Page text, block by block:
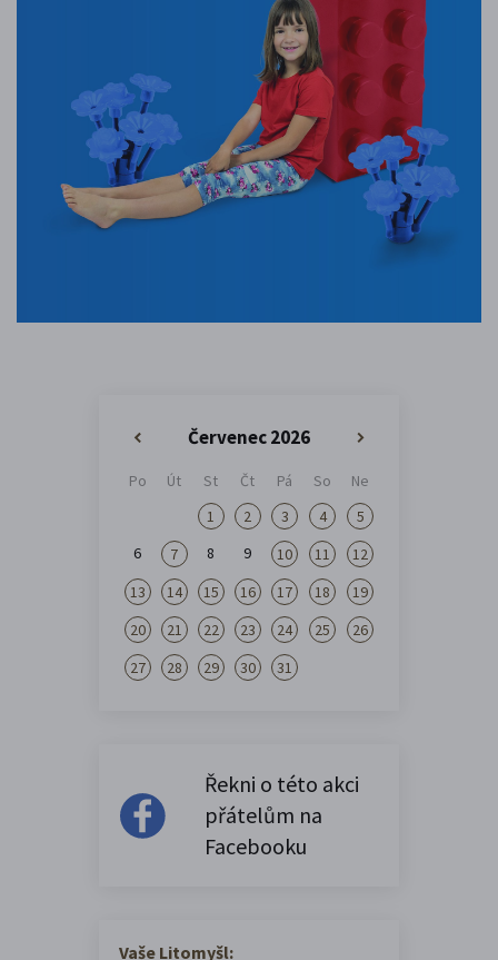
Červenec 2026
»
Po Út St Čt Pá So
Ne
1
2 3 4
5
6
7 8 9 10 11
12
13
14 15 16 17 18
19
20
21 22 23 24 25
26
27
28 29 30 31
Řekni o této akci
přátelům na
Facebooku
Vaše Litomyšl: